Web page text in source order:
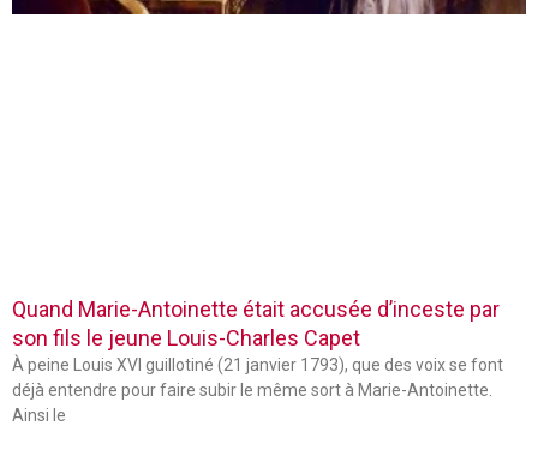
Quand Marie-Antoinette était accusée d’inceste par
son fils le jeune Louis-Charles Capet
À peine Louis XVI guillotiné (21 janvier 1793), que des voix se font
déjà entendre pour faire subir le même sort à Marie-Antoinette.
Ainsi le